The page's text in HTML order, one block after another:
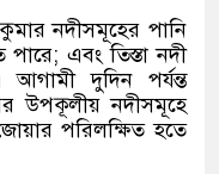
নদীসমূহের পানি
এবং তিস্তা নদী
আগামী দুদিন পর্যন্ত
উপকূলীয় নদীসমূহে
পরিলক্ষিত হতে